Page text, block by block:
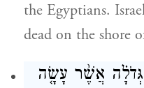
the Egyptians.
dead on the shore
אֲשֶׁ֨ר עָשָׂ֤ה